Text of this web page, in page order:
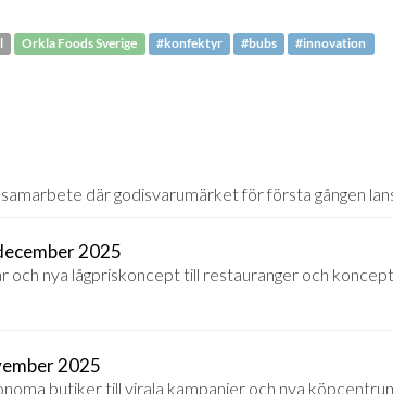
Orkla Foods Sverige #konfektyr #bubs #innovation
där godisvarumärket för första gången
2025
och nya lågpriskoncept till restauranger och
2025
butiker till virala kampanjer och nya